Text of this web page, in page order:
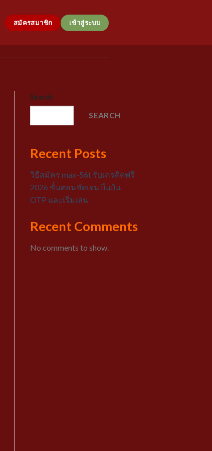
สมัครสมาชิก เข้าสู่ระบบ
Search
SEARCH
Recent Posts
วิธีสมัคร max-56t รับเครดิตฟรี
2026 ขั้นตอนชัดเจน ยืนยัน
OTP และเริ่มเล่น
Recent Comments
No comments to show.